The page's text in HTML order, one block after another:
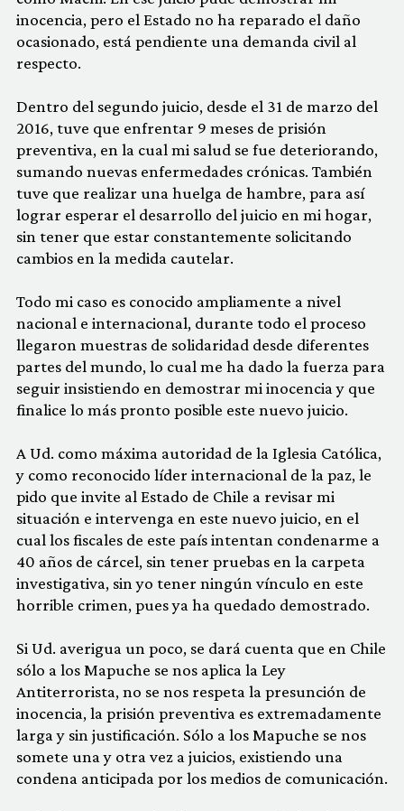
inocencia, pero el Estado no ha reparado el daño
ocasionado, está pendiente una demanda civil al
respecto.
Dentro del segundo juicio, desde el 31 de marzo del
2016, tuve que enfrentar 9 meses de prisión
preventiva, en la cual mi salud se fue deteriorando,
sumando nuevas enfermedades crónicas. También
tuve que realizar una huelga de hambre, para así
lograr esperar el desarrollo del juicio en mi hogar,
sin tener que estar constantemente solicitando
cambios en la medida cautelar.
Todo mi caso es conocido ampliamente a nivel
nacional e internacional, durante todo el proceso
llegaron muestras de solidaridad desde diferentes
partes del mundo, lo cual me ha dado la fuerza para
seguir insistiendo en demostrar mi inocencia y que
finalice lo más pronto posible este nuevo juicio.
A Ud. como máxima autoridad de la Iglesia Católica,
y como reconocido líder internacional de la paz, le
pido que invite al Estado de Chile a revisar mi
situación e intervenga en este nuevo juicio, en el
cual los fiscales de este país intentan condenarme a
40 años de cárcel, sin tener pruebas en la carpeta
investigativa, sin yo tener ningún vínculo en este
horrible crimen, pues ya ha quedado demostrado.
Si Ud. averigua un poco, se dará cuenta que en Chile
sólo a los Mapuche se nos aplica la Ley
Antiterrorista, no se nos respeta la presunción de
inocencia, la prisión preventiva es extremadamente
larga y sin justificación. Sólo a los Mapuche se nos
somete una y otra vez a juicios, existiendo una
condena anticipada por los medios de comunicación.